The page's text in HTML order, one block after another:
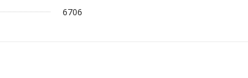
6706